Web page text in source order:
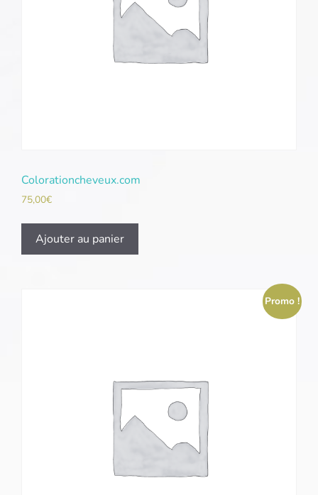
Colorationcheveux.com
75,00€
Ajouter au panier
Promo !